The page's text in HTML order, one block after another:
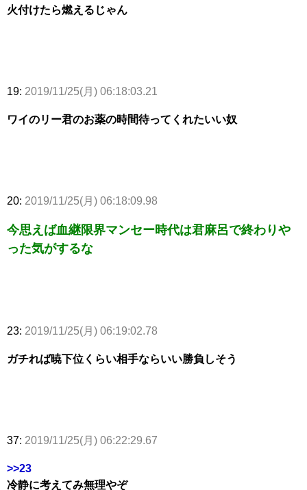
火付けたら燃えるじゃん
19: 2019/11/25(月) 06:18:03.21
ワイのリー君のお薬の時間待ってくれたいい奴
20: 2019/11/25(月) 06:18:09.98
今思えば血継限界マンセー時代は君麻呂で終わりや
った気がするな
23: 2019/11/25(月) 06:19:02.78
ガチれば暁下位くらい相手ならいい勝負しそう
37: 2019/11/25(月) 06:22:29.67
>>23
冷静に考えてみ無理やぞ